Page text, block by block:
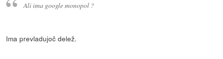
Ali ima google monopol ?
Ima prevladujoč delež.